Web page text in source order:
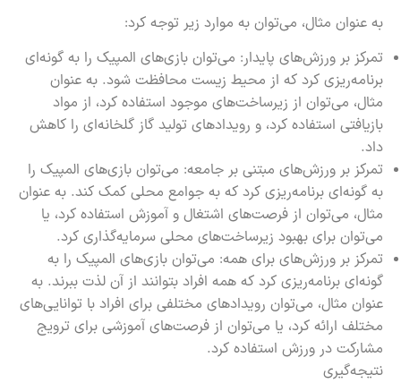
به عنوان مثال، می‌توان به موارد زیر توجه کرد:
تمرکز بر ورزش‌های پایدار: می‌توان بازی‌های المپیک را به گونه‌ای
برنامه‌ریزی کرد که از محیط زیست محافظت شود. به عنوان
مثال، می‌توان از زیرساخت‌های موجود استفاده کرد، از مواد
بازیافتی استفاده کرد، و رویدادهای تولید گاز گلخانه‌ای را کاهش
داد.
تمرکز بر ورزش‌های مبتنی بر جامعه: می‌توان بازی‌های المپیک را
به گونه‌ای برنامه‌ریزی کرد که به جوامع محلی کمک کند. به عنوان
مثال، می‌توان از فرصت‌های اشتغال و آموزش استفاده کرد، یا
می‌توان برای بهبود زیرساخت‌های محلی سرمایه‌گذاری کرد.
تمرکز بر ورزش‌های برای همه: می‌توان بازی‌های المپیک را به
گونه‌ای برنامه‌ریزی کرد که همه افراد بتوانند از آن لذت ببرند. به
عنوان مثال، می‌توان رویدادهای مختلفی برای افراد با توانایی‌های
مختلف ارائه کرد، یا می‌توان از فرصت‌های آموزشی برای ترویج
مشارکت در ورزش استفاده کرد.
نتیجه‌گیری